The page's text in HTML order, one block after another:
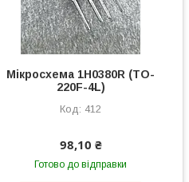
Мікросхема 1H0380R (TO-
220F-4L)
412
98,10 ₴
Готово до відправки